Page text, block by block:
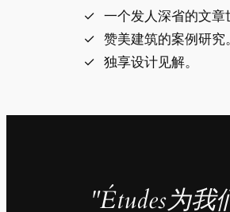
一个发人深省的文章
赞美建筑的案例研究。
独享设计见解。
"Études为我